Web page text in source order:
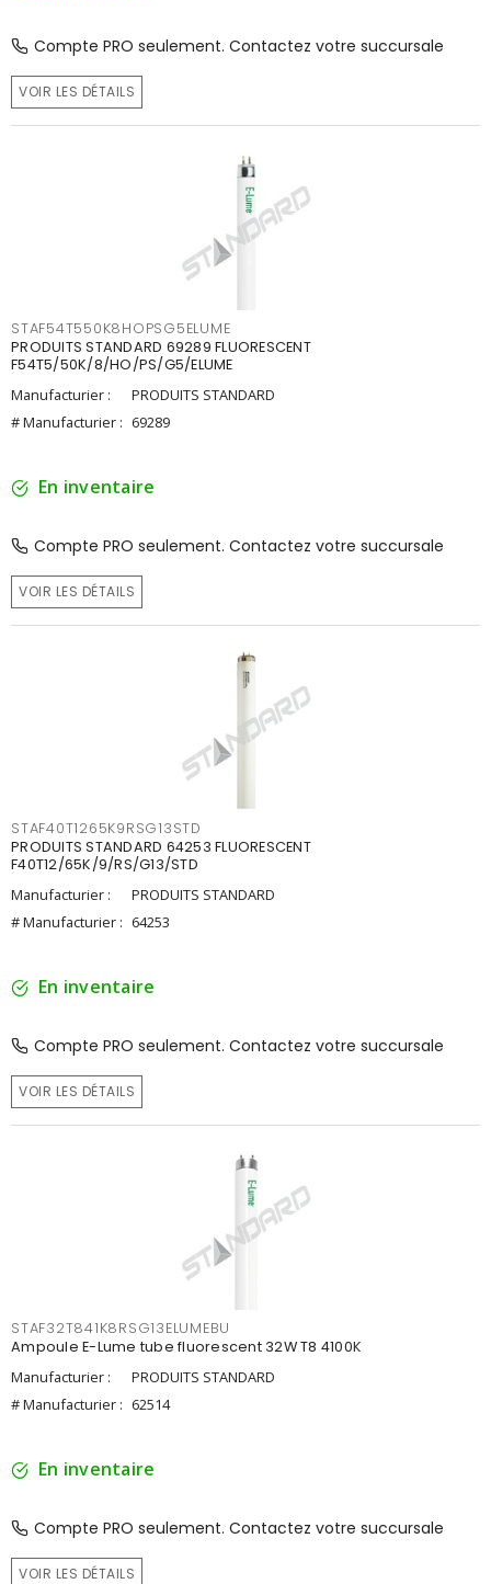
Compte PRO seulement. Contactez votre succursale
VOIR LES DÉTAILS
STAF54T550K8HOPSG5ELUME
PRODUITS STANDARD 69289 FLUORESCENT
F54T5/50K/8/HO/PS/G5/ELUME
Manufacturier :
PRODUITS STANDARD
# Manufacturier : 69289
En inventaire
Compte PRO seulement. Contactez votre succursale
VOIR LES DÉTAILS
STAF40T1265K9RSG13STD
PRODUITS STANDARD 64253 FLUORESCENT
F40T12/65K/9/RS/G13/STD
Manufacturier :
PRODUITS STANDARD
# Manufacturier : 64253
En inventaire
Compte PRO seulement. Contactez votre succursale
VOIR LES DÉTAILS
STAF32T841K8RSG13ELUMEBU
Ampoule E-Lume tube fluorescent 32W T8 4100K
Manufacturier :
PRODUITS STANDARD
# Manufacturier : 62514
En inventaire
Compte PRO seulement. Contactez votre succursale
VOIR LES DÉTAILS